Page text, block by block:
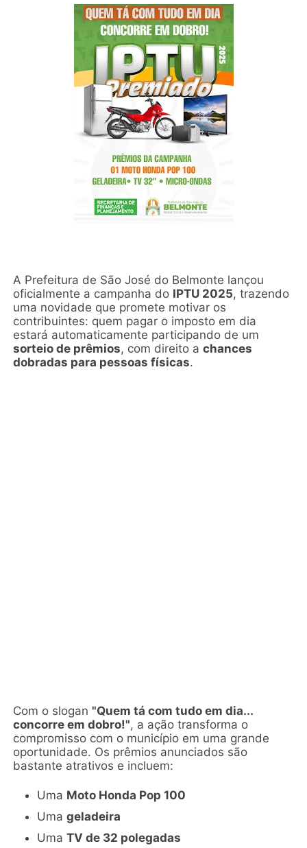
A Prefeitura de São José do Belmonte lançou
oficialmente a campanha do IPTU 2025, trazendo
uma novidade que promete motivar os
contribuintes: quem pagar o imposto em dia
estará automaticamente participando de um
sorteio de prêmios, com direito achances
dobradas para pessoas físicas.
Com o slogan"Quem tá com tudo em dia...
concorre em dobro!", a ação transforma o
compromisso com o município em uma grande
oportunidade. Os prêmios anunciados são
bastante atrativos e incluem:
Uma Moto Honda Pop 100
Umageladeira
UmaTV de 32 polegadas